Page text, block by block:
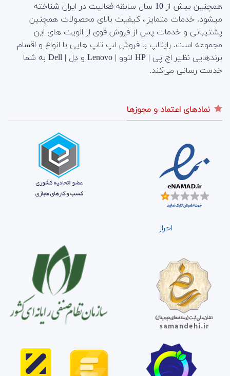
همچنین بیش از 10 سال سابقه فعالیت در ایران شناخته
میشود. خدمات متمایز ، کیفیت بالای محصولات همچنین
پشتیبانی و خدمات پس از فروش قوی از الویت های این
مجموعه است. رایتاپ با فروش لپ تاپ هایی با انواع و اقسام
برندهایی نظیر اچ پی | HP لنوو | Lenovo و دِل | Dell به شما
خدمت رسانی می‌کند.
نمادهای اعتماد و مجوزها
احراز